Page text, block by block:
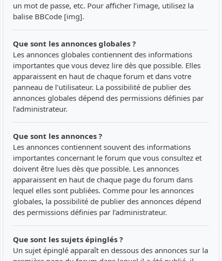
un mot de passe, etc. Pour afficher l’image, utilisez la
balise BBCode [img].
Que sont les annonces globales ?
Les annonces globales contiennent des informations
importantes que vous devez lire dès que possible. Elles
apparaissent en haut de chaque forum et dans votre
panneau de l’utilisateur. La possibilité de publier des
annonces globales dépend des permissions définies par
l’administrateur.
Que sont les annonces ?
Les annonces contiennent souvent des informations
importantes concernant le forum que vous consultez et
doivent être lues dès que possible. Les annonces
apparaissent en haut de chaque page du forum dans
lequel elles sont publiées. Comme pour les annonces
globales, la possibilité de publier des annonces dépend
des permissions définies par l’administrateur.
Que sont les sujets épinglés ?
Un sujet épinglé apparaît en dessous des annonces sur la